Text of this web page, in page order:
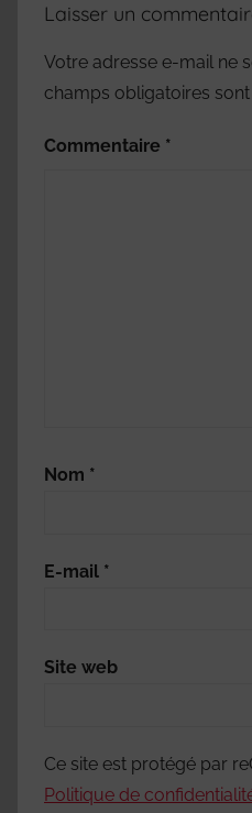
Laisser un
Votre adresse e-mail ne
champs obligatoires
Commentaire *
Nom *
E-mail *
Site web
Ce site est protégé par
Politique de